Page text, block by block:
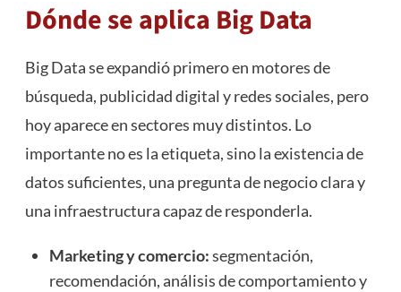
Dónde se aplica Big Data
Big Data se expandió primero en motores de
búsqueda, publicidad digital y redes sociales, pero
hoy aparece en sectores muy distintos. Lo
importante no es la etiqueta, sino la existencia de
datos suficientes, una pregunta de negocio clara y
una infraestructura capaz de responderla.
Marketing y comercio:segmentación,
recomendación, análisis de comportamiento y